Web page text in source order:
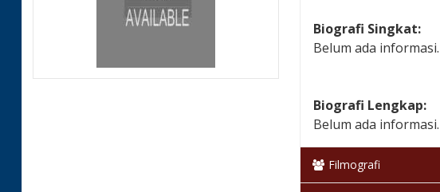
Biografi Singkat:
Belum ada informasi.
Biografi Lengkap:
Belum ada informasi.
Filmografi